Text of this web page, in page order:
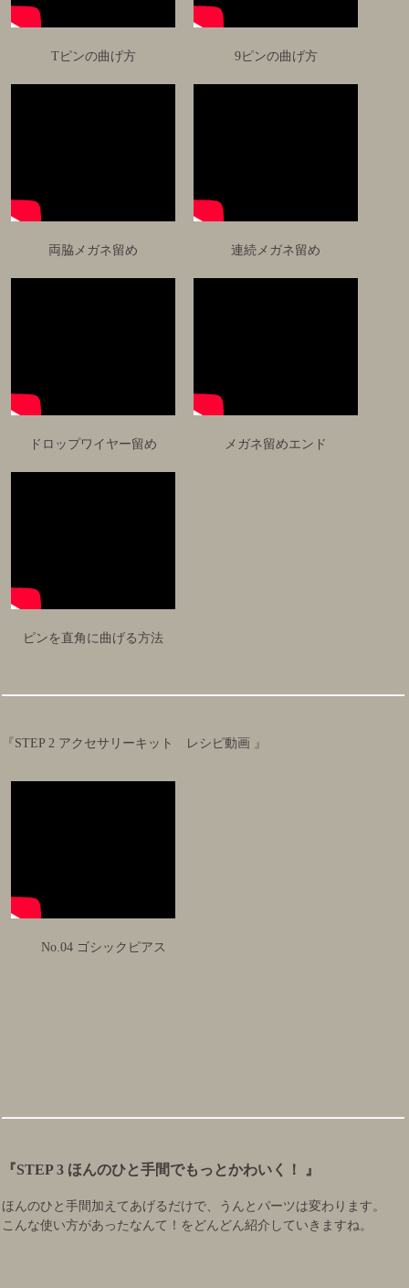
Tピンの曲げ方 9ピンの曲げ方
両脇メガネ留め 連続メガネ留め
ドロップワイヤー留め メガネ留めエンド
ピンを直角に曲げる方法
『STEP 2 アクセサリーキット レシピ動画 』
No.04 ゴシックピアス
『STEP 3 ほんのひと手間でもっとかわいく！ 』
ほんのひと手間加えてあげるだけで、うんとパーツは変わります。
こんな使い方があったなんて！をどんどん紹介していきますね。